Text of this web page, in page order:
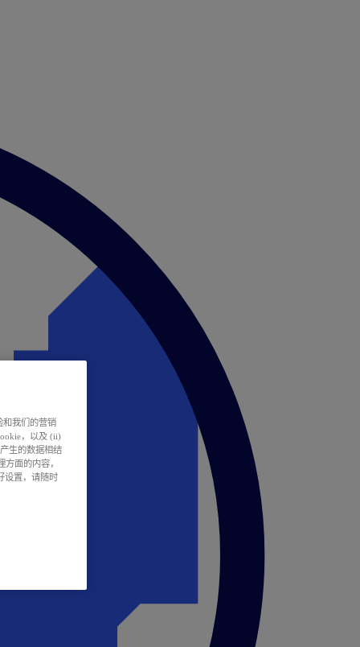
和我们的营销
，以及 (ii)
生的数据相结
面的内容，
设置，请随时